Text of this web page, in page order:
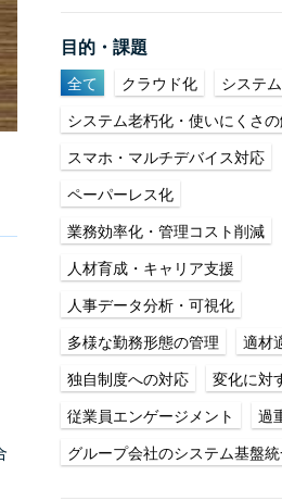
目的・課題
全て クラウド化
システ
システム老朽化・使いにくさ
スマホ・マルチデバイス対応
ペーパーレス化
業務効率化・管理コスト削減
人材育成・キャリア支援
人事データ分析・可視化
多様な勤務形態の管理
適材
独自制度への対応
変化に対
従業員エンゲージメント
過
グループ会社のシステム基盤